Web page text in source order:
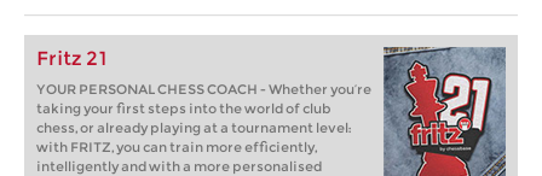
Fritz 21
YOUR PERSONAL CHESS COACH - Whether you’re
taking your first steps into the world of club
chess, or already playing at a tournament level:
with FRITZ, you can train more efficiently,
intelligently and with a more personalised